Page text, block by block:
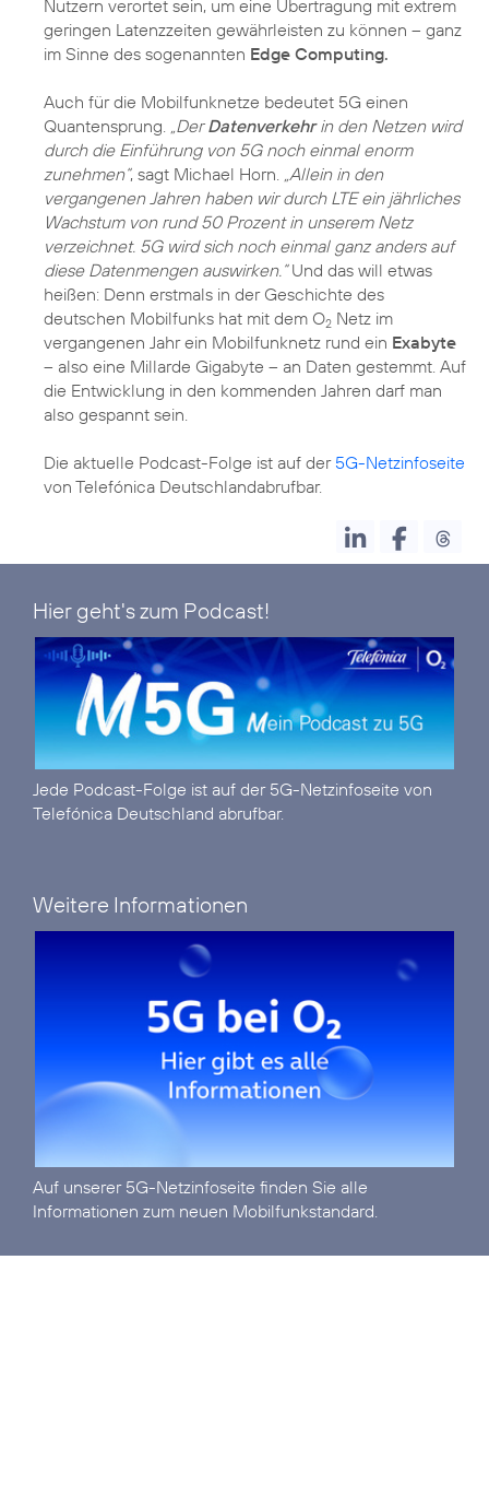
Nutzern verortet sein, um eine Übertragung mit extrem
geringen Latenzzeiten gewährleisten zu können – ganz
im Sinne des sogenannten Edge Computing.
Auch für die Mobilfunknetze bedeutet 5G einen
Quantensprung. „DerDatenverkehrin den Netzen wird
durch die Einführung von 5G noch einmal enorm
zunehmen“, sagt Michael Horn. „Allein in den
vergangenen Jahren haben wir durch LTE ein jährliches
Wachstum von rund 50 Prozent in unserem Netz
verzeichnet. 5G wird sich noch einmal ganz anders auf
diese Datenmengen auswirken.“Und das will etwas
heißen: Denn erstmals in der Geschichte des
deutschen Mobilfunks hat mit dem O2 Netz im
vergangenen Jahr ein Mobilfunknetz rund ein Exabyte
– also eine Millarde Gigabyte – an Daten gestemmt. Auf
die Entwicklung in den kommenden Jahren darf man
also gespannt sein.
Die aktuelle Podcast-Folge ist auf der 5G-Netzinfoseite
von Telefónica Deutschlandabrufbar.
Hier geht's zum Podcast!
Jede Podcast-Folge ist auf der 5G-Netzinfoseite von
Telefónica Deutschland abrufbar.
Weitere Informationen
Auf unserer 5G-Netzinfoseite finden Sie alle
Informationen zum neuen Mobilfunkstandard.